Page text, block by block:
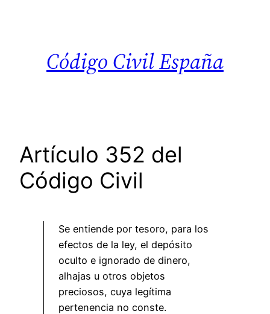
Código Civil España
Artículo 352 del
Código Civil
Se entiende por tesoro, para los
efectos de la ley, el depósito
oculto e ignorado de dinero,
alhajas u otros objetos
preciosos, cuya legítima
pertenencia no conste.